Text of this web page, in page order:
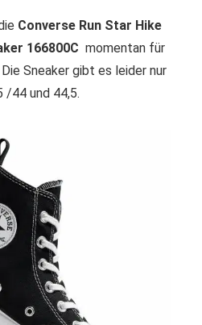
Converse Run Star Hike
166800C momentan für
Die Sneaker gibt es leider nur
/44 und 44,5.